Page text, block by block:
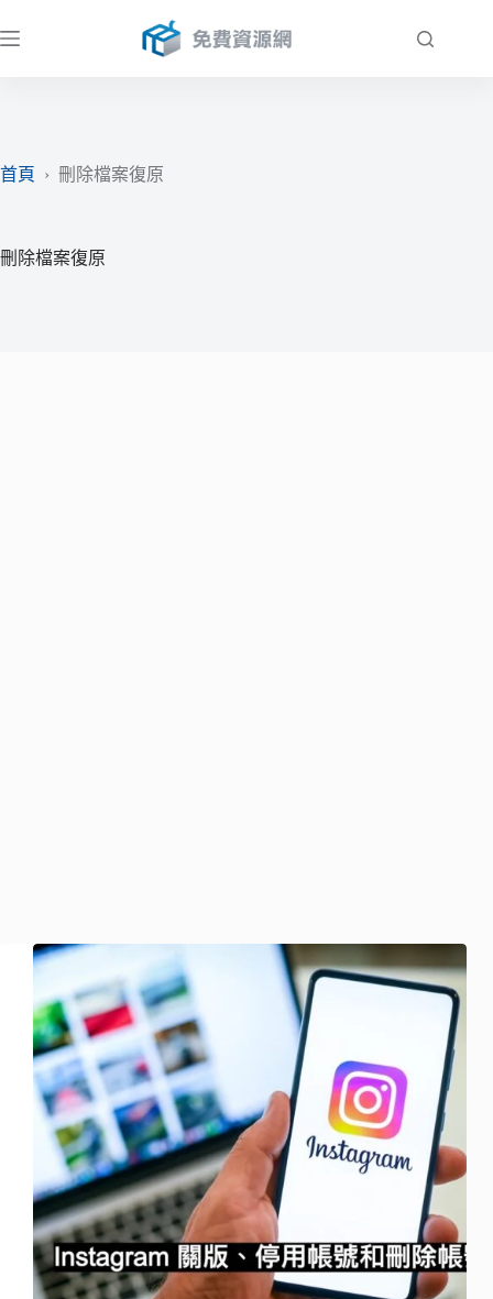
至
首頁
› 刪除檔案復原
刪除檔案復原